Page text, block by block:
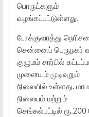
பொருட்களும்
வழங்கப்பட்டுள்ளது.
போக்குவரத்து
சென்னைப் பெருநகர்
குழுமம் சார்பில்
முனையம் முடிவுறும்
நிலையில் உள்ளது.
நிலையம் மற்றும்
செங்கல்பட்டில் ரூ.200